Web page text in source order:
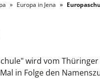
Europa in Jena
wird vom
in Folge den